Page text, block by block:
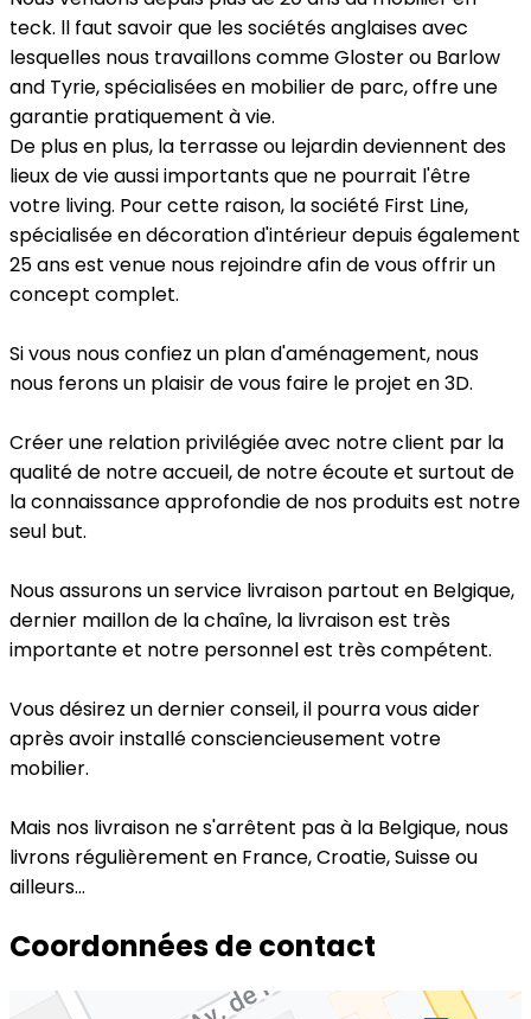
teck. ll faut savoir que les sociétés anglaises avec
lesquelles nous travaillons comme Gloster ou Barlow
and Tyrie, spécialisées en mobilier de parc, offre une
garantie pratiquement à vie.
De plus en plus, la terrasse ou lejardin deviennent des
lieux de vie aussi importants que ne pourrait l'être
votre living. Pour cette raison, la société First Line,
spécialisée en décoration d'intérieur depuis également
25 ans est venue nous rejoindre afin de vous offrir un
concept complet.
Si vous nous confiez un plan d'aménagement, nous
nous ferons un plaisir de vous faire le projet en 3D.
Créer une relation privilégiée avec notre client par la
qualité de notre accueil, de notre écoute et surtout de
la connaissance approfondie de nos produits est notre
seul but.
Nous assurons un service livraison partout en Belgique,
dernier maillon de la chaîne, la livraison est très
importante et notre personnel est très compétent.
Vous désirez un dernier conseil, il pourra vous aider
après avoir installé consciencieusement votre
mobilier.
Mais nos livraison ne s'arrêtent pas à la Belgique, nous
livrons régulièrement en France, Croatie, Suisse ou
ailleurs…
Coordonnées de contact